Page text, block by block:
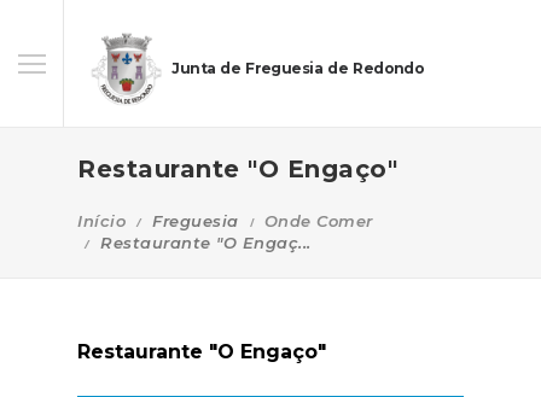
Junta de Freguesia de Redondo
Restaurante "O Engaço"
Início Freguesia
Onde Comer
Restaurante "O Engaç...
Restaurante "O Engaço"